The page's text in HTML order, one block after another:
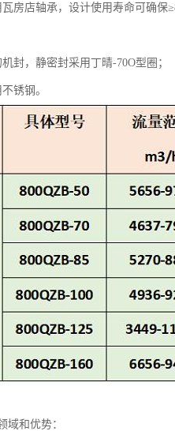
房店轴承，设计使用寿命可确
封，静密封采用丁晴-70O型圈；
锈钢。
域和优势：